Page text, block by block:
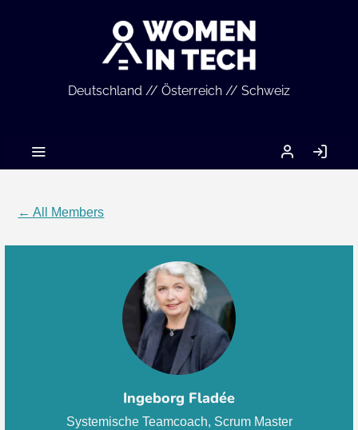
Deutschland // Österreich // Schweiz
MEIN
ACCOUNT
IN
← All Members
Ingeborg Fladée
Systemische Teamcoach, Scrum Master